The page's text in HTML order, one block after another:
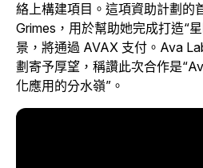
絡上構建項目。這項資助計劃的
Grimes，用於幫助她完成打造“
景，將通過 AVAX 支付。Ava
劃寄予厚望，稱讚此次合作是
化應用的分水嶺”。